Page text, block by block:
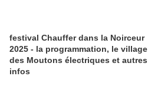
festival Chauffer dans la Noirceur
2025 - la programmation, le village
des Moutons électriques et autres
infos